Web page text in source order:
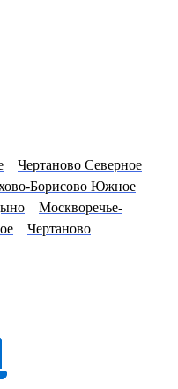
Чертаново Северное
Борисово Южное
Москворечье-
Чертаново